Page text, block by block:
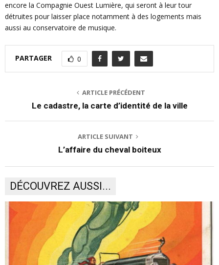
encore la Compagnie Ouest Lumière, qui seront à leur tour
détruites pour laisser place notamment à des logements mais
aussi au conservatoire de musique.
PARTAGER 0
ARTICLE PRÉCÉDENT
Le cadastre, la carte d’identité de la ville
ARTICLE SUIVANT
L’affaire du cheval boiteux
DÉCOUVREZ AUSSI...